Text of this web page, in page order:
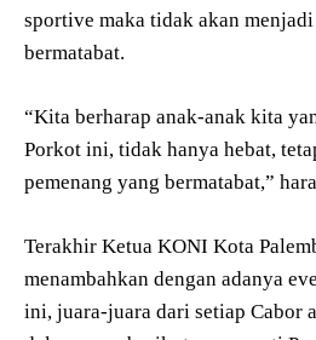
sportive maka tidak akan
bermatabat.
“Kita berharap anak-anak kita
Porkot ini, tidak hanya hebat,
pemenang yang bermatabat,”
Terakhir Ketua KONI Kota
menambahkan dengan adanya
ini, juara-juara dari setiap Cabor